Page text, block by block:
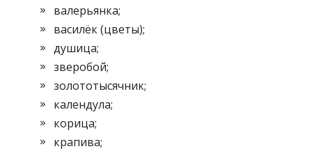
валерьянка;
василёк (цветы);
душица;
зверобой;
золототысячник;
календула;
корица;
крапива;